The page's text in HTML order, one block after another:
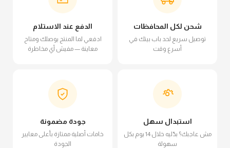
شحن لكل المحافظات
توصيل سريع لحد باب بيتك في
أسرع وقت
الدفع عند الاستلام
ادفعي لما المنتج يوصلك ومتاح
معاينة — مفيش أي مخاطرة
استبدال سهل
مش عاجبك؟ بدّليه خلال 14 يوم بكل
سهولة
جودة مضمونة
خامات أصلية ممتازة بأعلى معايير
الجودة